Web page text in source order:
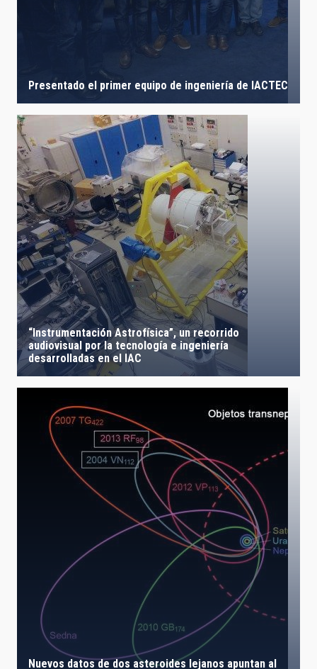
Presentado el primer equipo de ingeniería de IACTEC
“Instrumentación Astrofísica”, un recorrido
audiovisual por la tecnología e ingeniería
desarrolladas en el IAC
Nuevos datos de dos asteroides lejanos apuntan al